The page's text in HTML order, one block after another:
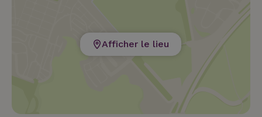
Afficher le lieu